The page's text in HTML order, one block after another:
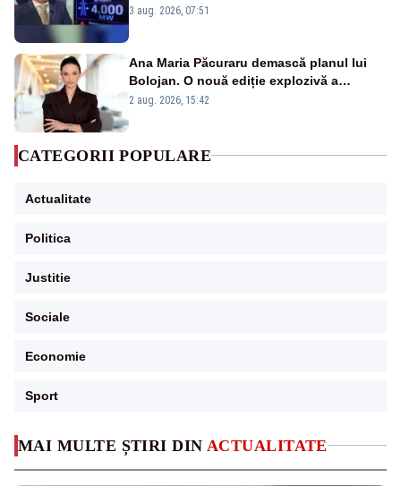
MAI MULTE ȘTIRI DIN ACTUALITATE
alarmă tras de un expert în energie
3 aug. 2026, 07:51
Ana Maria Păcuraru demască planul lui
Bolojan. O nouă ediție explozivă a
emisiunii „Miza Zilei” la Realitatea PLUS
2 aug. 2026, 15:42
CATEGORII POPULARE
Actualitate
Politica
Justitie
Sociale
Economie
Sport